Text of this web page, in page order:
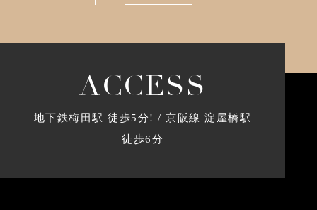
ACCESS
地下鉄梅田駅 徒歩5分! / 京阪線 淀屋橋駅
徒歩6分